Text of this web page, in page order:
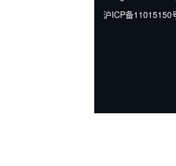
沪ICP备11015150